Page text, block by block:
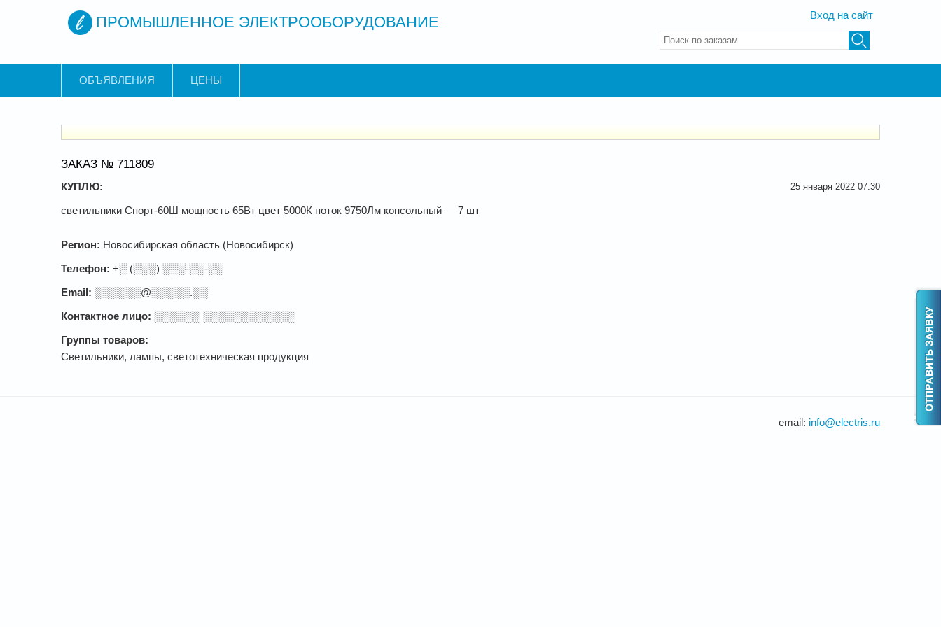
ПРОМЫШЛЕННОЕ ЭЛЕКТРООБОРУДОВАНИЕ Вход на сайт
Введите ключевые слова для поиска
ОБЪЯВЛЕНИЯ ЦЕНЫ
ЗАКАЗ № 711809
25 января 2022 07:30
КУПЛЮ:
светильники Спорт-60Ш мощность 65Вт цвет 5000К поток 9750Лм консольный — 7 шт
Регион: Новосибирская область (Новосибирск)
Телефон: +░ (░░░) ░░░-░░-░░
Email: ░░░░░░@░░░░░.░░
Контактное лицо: ░░░░░░ ░░░░░░░░░░░░
Группы товаров:
Светильники, лампы, светотехническая продукция
email: info@electris.ru